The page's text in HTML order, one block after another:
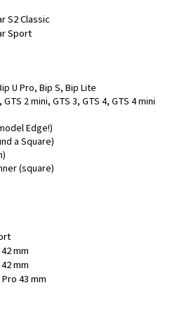
S2 Classic
Sport
U Pro, Bip S, Bip Lite
2 mini, GTS 3, GTS 4, GTS 4 mini
Edge!)
a Square)
(square)
mm
mm
43 mm